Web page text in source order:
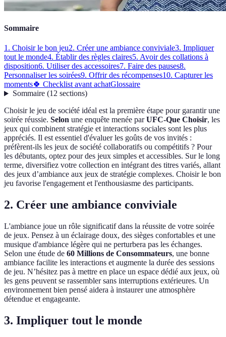
Sommaire
1. Choisir le bon jeu2. Créer une ambiance conviviale3. Impliquer
tout le monde4. Établir des règles claires5. Avoir des collations à
disposition6. Utiliser des accessoires7. Faire des pauses8.
Personnaliser les soirées9. Offrir des récompenses10. Capturer les
moments🍀 Checklist avant achatGlossaire
Sommaire(12 sections)
Choisir le jeu de société idéal est la première étape pour garantir une
soirée réussie. Selon une enquête menée parUFC-Que Choisir, les
jeux qui combinent stratégie et interactions sociales sont les plus
appréciés. Il est essentiel d'évaluer les goûts de vos invités :
préfèrent-ils les jeux de société collaboratifs ou compétitifs ? Pour
les débutants, optez pour des jeux simples et accessibles. Sur le long
terme, diversifiez votre collection en intégrant des titres variés, allant
des jeux d’ambiance aux jeux de stratégie complexes. Choisir le bon
jeu favorise l'engagement et l'enthousiasme des participants.
2. Créer une ambiance conviviale
L'ambiance joue un rôle significatif dans la réussite de votre soirée
de jeux. Pensez à un éclairage doux, des sièges confortables et une
musique d'ambiance légère qui ne perturbera pas les échanges.
Selon une étude de 60 Millions de Consommateurs, une bonne
ambiance facilite les interactions et augmente la durée des sessions
de jeu. N’hésitez pas à mettre en place un espace dédié aux jeux, où
les gens peuvent se rassembler sans interruptions extérieures. Un
environnement bien pensé aidera à instaurer une atmosphère
détendue et engageante.
3. Impliquer tout le monde